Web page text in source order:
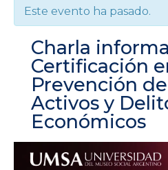
Este evento ha pasado.
Charla
Certificación
Prevención
Activos y
Económicos